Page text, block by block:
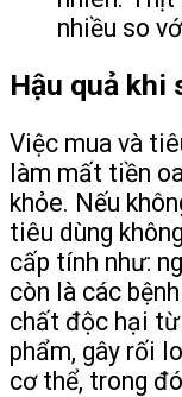
nhiều so
Hậu quả khi
Việc mua và
làm mất tiền
khỏe. Nếu
tiêu dùng
cấp tính như:
còn là các
chất độc hại
phẩm, gây rối
cơ thể, trong